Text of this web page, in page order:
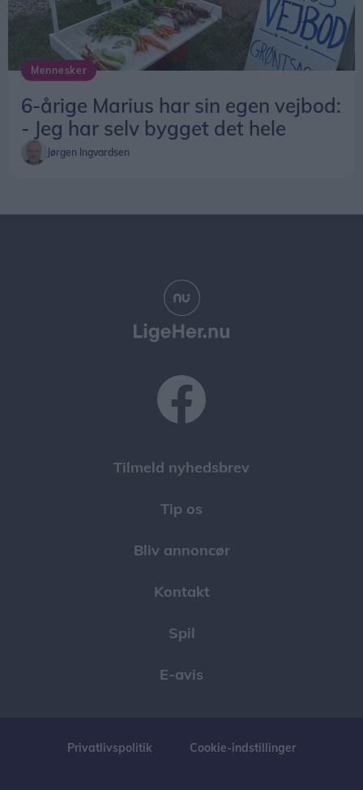
Mennesker
6-årige Marius har sin egen vejbod:
- Jeg har selv bygget det hele
Jørgen Ingvardsen
Tilmeld nyhedsbrev
Tip os
Bliv annoncør
Kontakt
Spil
E-avis
Privatlivspolitik Cookie-indstillinger